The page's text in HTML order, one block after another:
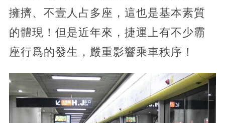
擁擠、不壹人占多座，這也是基本素質
的體現！但是近年來，捷運上有不少霸
座行爲的發生，嚴重影響乘車秩序！